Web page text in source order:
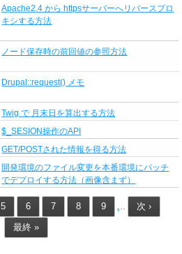
Apache2.4 から httpsサーバーへリバースプロ
キシする方法
ノード保存時の前回値の参照方法
Drupal::request() メモ
Twig で 月末日を算出する方法
$_SESION操作のAPI
GET/POSTされた情報を得る方法
開発環境のファイル変更を本番環境にパッチ
でデプロイする方法（画像含まず）
5 6 7 8 9 …
次 ›
最終 »